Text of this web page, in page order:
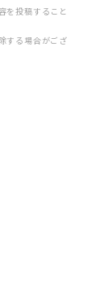
を投稿すること
する場合がござ